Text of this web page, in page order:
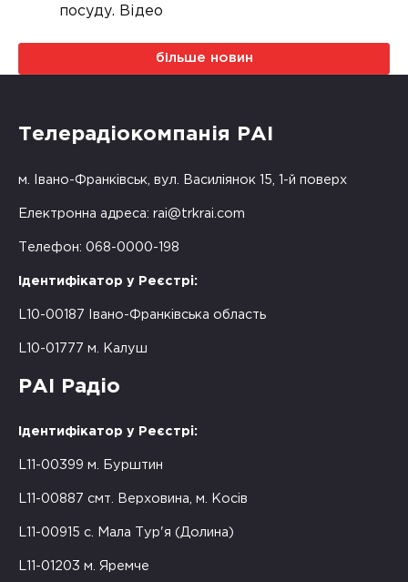
посуду. Відео
більше новин
Телерадіокомпанія РАІ
м. Івано-Франківськ, вул. Василіянок 15, 1-й поверх
Електронна адреса: rai@trkrai.com
Телефон: 068-0000-198
Ідентифікатор у Реєстрі:
L10-00187 Івано-Франківська область
L10-01777 м. Калуш
РАІ Радіо
Ідентифікатор у Реєстрі:
L11-00399 м. Бурштин
L11-00887 смт. Верховина, м. Косів
L11-00915 с. Мала Тур'я (Долина)
L11-01203 м. Яремче